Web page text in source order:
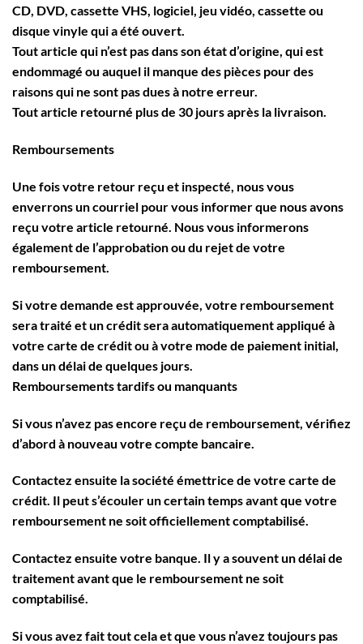
CD, DVD, cassette VHS, logiciel, jeu vidéo, cassette ou
disque vinyle qui a été ouvert.
Tout article qui n’est pas dans son état d’origine, qui est
endommagé ou auquel il manque des pièces pour des
raisons qui ne sont pas dues à notre erreur.
Tout article retourné plus de 30 jours après la livraison.
Remboursements
Une fois votre retour reçu et inspecté, nous vous
enverrons un courriel pour vous informer que nous avons
reçu votre article retourné. Nous vous informerons
également de l’approbation ou du rejet de votre
remboursement.
Si votre demande est approuvée, votre remboursement
sera traité et un crédit sera automatiquement appliqué à
votre carte de crédit ou à votre mode de paiement initial,
dans un délai de quelques jours.
Remboursements tardifs ou manquants
Si vous n’avez pas encore reçu de remboursement, vérifiez
d’abord à nouveau votre compte bancaire.
Contactez ensuite la société émettrice de votre carte de
crédit. Il peut s’écouler un certain temps avant que votre
remboursement ne soit officiellement comptabilisé.
Contactez ensuite votre banque. Il y a souvent un délai de
traitement avant que le remboursement ne soit
comptabilisé.
Si vous avez fait tout cela et que vous n’avez toujours pas